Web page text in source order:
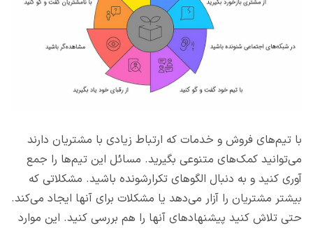
با تیم‌های فروش و خدمات که ارتباط زیادی با مشتریان دارند
می‌توانید کمک‌های متنوعی بگیرید. مسائل این تیم‌ها را جمع
آوری کنید و به دنبال الگوهای تکرارشونده باشید. مشکلاتی که
بیشتر مشتریان را آزار می‌دهد یا مشکلات برای آنها ایجاد می‌کند.
حتی تلاش کنید پیشنهادهای آنها را هم بررسی کنید. این موارد